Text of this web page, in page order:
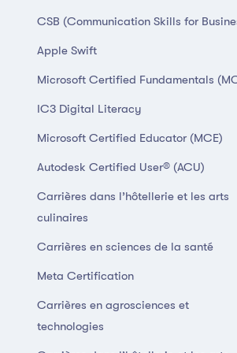
CSB (Communication Skills for
Apple Swift
Microsoft Certified Fundamentals
IC3 Digital Literacy
Microsoft Certified Educator (MCE)
Autodesk Certified User® (ACU)
Carrières dans l’hôtellerie et les arts
culinaires
Carrières en sciences de la santé
Meta Certification
Carrières en agrosciences et
technologies